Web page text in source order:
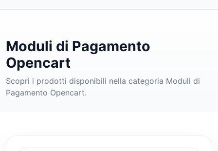
Moduli di Pagamento
Opencart
Scopri i prodotti disponibili nella categoria Moduli di
Pagamento Opencart.